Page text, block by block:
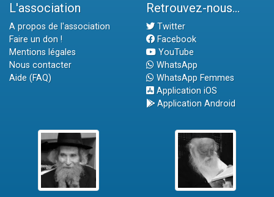
L'association
A propos de l'association
Faire un don !
Mentions légales
Nous contacter
Aide (FAQ)
Retrouvez-nous...
Twitter
Facebook
YouTube
WhatsApp
WhatsApp Femmes
Application iOS
Application Android